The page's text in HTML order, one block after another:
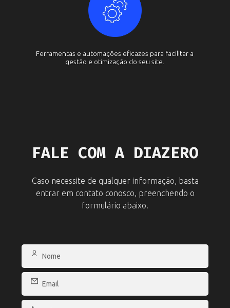
Ferramentas e automações eficazes para facilitar a
gestão e otimização do seu site.
FALE COM A DIAZERO
Caso necessite de qualquer informação, basta
entrar em contato conosco, preenchendo o
formulário abaixo.